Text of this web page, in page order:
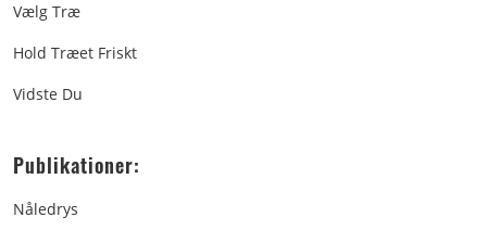
Vælg Træ
Hold Træet Friskt
Vidste Du
Publikationer:
Nåledrys